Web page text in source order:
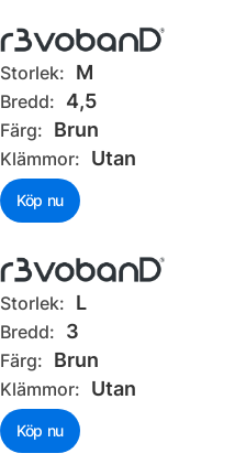
Storlek: M
Bredd: 4,5
Färg: Brun
Klämmor: Utan
Köp nu
Storlek: L
Bredd: 3
Färg: Brun
Klämmor: Utan
Köp nu